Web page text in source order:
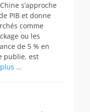
s’approche
PIB et donne
comme
ou les
de 5 % en
publie, est
…